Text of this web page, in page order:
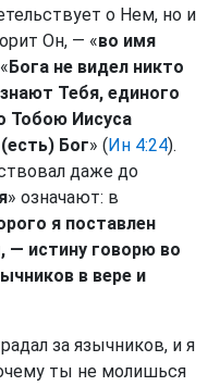
о Нем, но и
Он, — «во имя
Бога не видел никто
Тебя, единого
Тобою Иисуса
Бог» (Ин 4:24).
даже до
» означают: в
я поставлен
— истину говорю во
в вере и
за язычников, и я
ты не молишься